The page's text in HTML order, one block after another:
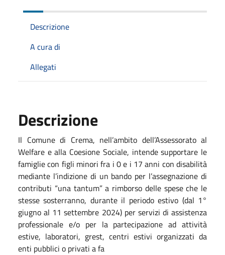
Descrizione
A cura di
Allegati
Descrizione
Il Comune di Crema, nell’ambito dell’Assessorato al
Welfare e alla Coesione Sociale, intende supportare le
famiglie con figli minori fra i 0 e i 17 anni con disabilità
mediante l’indizione di un bando per l’assegnazione di
contributi “una tantum” a rimborso delle spese che le
stesse sosterranno, durante il periodo estivo (dal 1°
giugno al 11 settembre 2024) per servizi di assistenza
professionale e/o per la partecipazione ad attività
estive, laboratori, grest, centri estivi organizzati da
enti pubblici o privati a fa